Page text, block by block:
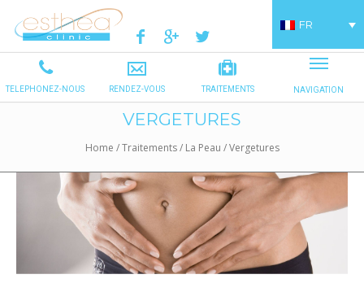
VERGETURES
Home /Traitements / La Peau /Vergetures
FR